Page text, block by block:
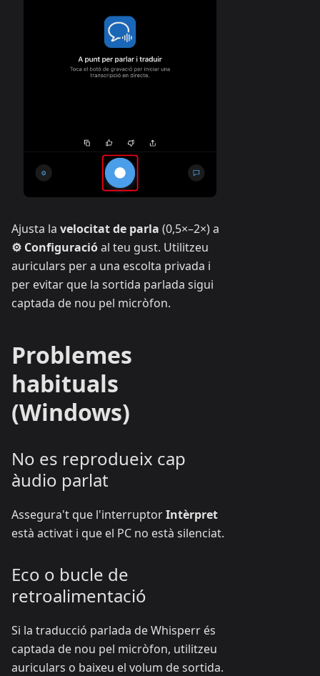
Ajusta la velocitat de parla (0,5×–2×) a
⚙ Configuracióal teu gust. Utilitzeu
auriculars per a una escolta privada i
per evitar que la sortida parlada sigui
captada de nou pel micròfon.
Problemes
habituals
(Windows)
No es reprodueix cap
àudio parlat
Assegura't que l'interruptorIntèrpret
està activat i que el PC no està silenciat.
Eco o bucle de
retroalimentació
Si la traducció parlada de Whisperr és
captada de nou pel micròfon, utilitzeu
auriculars o baixeu el volum de sortida.